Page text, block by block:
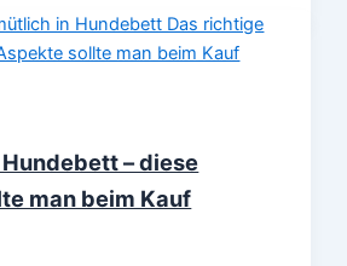
– diese
man beim Kauf